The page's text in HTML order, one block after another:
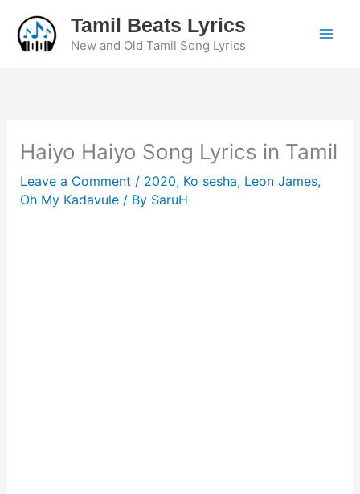
content
Tamil Beats Lyrics
New and Old Tamil Song Lyrics
Haiyo Haiyo Song Lyrics in Tamil
Leave a Comment / 2020, Ko sesha, Leon James,
Oh My Kadavule/ By SaruH